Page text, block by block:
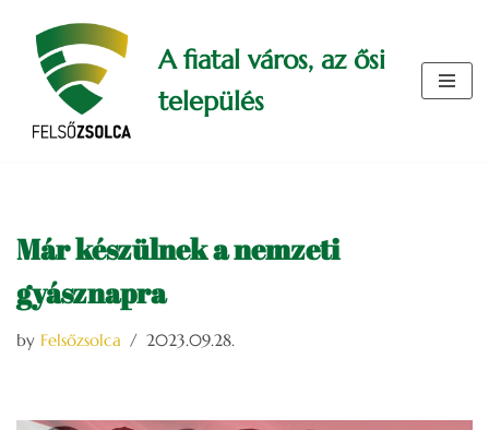
Skip
content
A fiatal város, az ősi
település
Már készülnek a nemzeti
gyásznapra
by Felsőzsolca 2023.09.28.